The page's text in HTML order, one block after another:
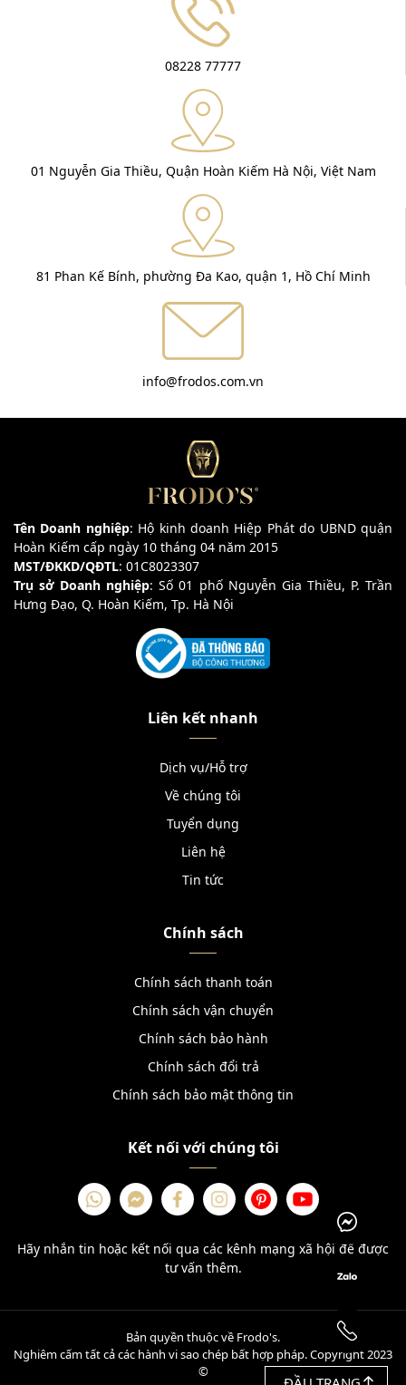
08228 77777
01 Nguyễn Gia Thiều, Quận Hoàn Kiếm Hà Nội, Việt Nam
81 Phan Kế Bính, phường Đa Kao, quận 1, Hồ Chí Minh
info@frodos.com.vn
Tên Doanh nghiệp: Hộ kinh doanh Hiệp Phát do UBND quận
Hoàn Kiếm cấp ngày 10 tháng 04 năm 2015
MST/ĐKKD/QĐTL: 01C8023307
Trụ sở Doanh nghiệp: Số 01 phố Nguyễn Gia Thiều, P. Trần
Hưng Đạo, Q. Hoàn Kiếm, Tp. Hà Nội
Liên kết nhanh
Dịch vụ/Hỗ trợ
Về chúng tôi
Tuyển dụng
Liên hệ
Tin tức
Chính sách
Chính sách thanh toán
Chính sách vận chuyển
Chính sách bảo hành
Chính sách đổi trả
Chính sách bảo mật thông tin
Kết nối với chúng tôi
Hãy nhắn tin hoặc kết nối qua các kênh mạng xã hội để được
tư vấn thêm.
Bản quyền thuộc về Frodo's.
Nghiêm cấm tất cả các hành vi sao chép bất hợp pháp. Copyright 2023
©